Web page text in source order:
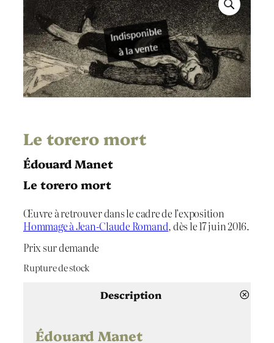
Le torero mort
Édouard Manet
Le torero mort
Œuvre à retrouver dans le cadre de l’exposition
Hommage à Jean-Claude Romand, dès le 17 juin 2016.
Prix sur demande
Rupture de stock
Description
Édouard Manet